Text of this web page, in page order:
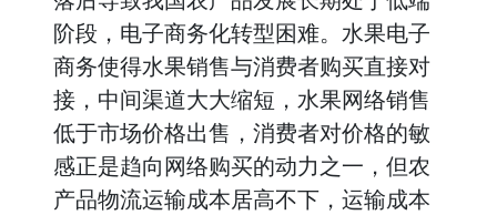
阶段，电子商务化转型困难。水果电子
商务使得水果销售与消费者购买直接对
接，中间渠道大大缩短，水果网络销售
低于市场价格出售，消费者对价格的敏
感正是趋向网络购买的动力之一，但农
产品物流运输成本居高不下，运输成本